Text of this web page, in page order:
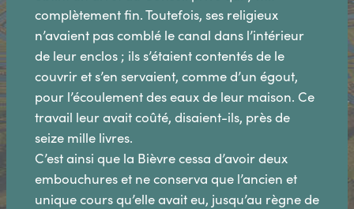
complètement fin. Toutefois, ses religieux
n’avaient pas comblé le canal dans l’intérieur
de leur enclos ; ils s’étaient contentés de le
couvrir et s’en servaient, comme d’un égout,
pour l’écoulement des eaux de leur maison. Ce
travail leur avait coûté, disaient-ils, près de
seize mille livres.
C’est ainsi que la Bièvre cessa d’avoir deux
embouchures et ne conserva que l’ancien et
unique cours qu’elle avait eu, jusqu’au règne de